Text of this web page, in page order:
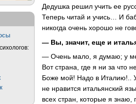
Дедушка решил учить ее
Теперь читай и учись… И
никогда очень хорошо не
— Вы, значит, еще и
— Очень мало, я думаю; у
Вот страна, где я ни за что
Боже мой! Надо в Италию!..
не нравится итальянский
всех стран, которые я